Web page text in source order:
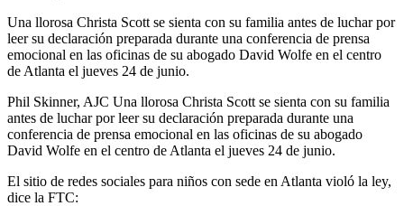
Una llorosa Christa Scott se sienta con su familia antes de luchar por
leer su declaración preparada durante una conferencia de prensa
emocional en las oficinas de su abogado David Wolfe en el centro
de Atlanta el jueves 24 de junio.
Phil Skinner, AJC Una llorosa Christa Scott se sienta con su familia
antes de luchar por leer su declaración preparada durante una
conferencia de prensa emocional en las oficinas de su abogado
David Wolfe en el centro de Atlanta el jueves 24 de junio.
El sitio de redes sociales para niños con sede en Atlanta violó la ley,
dice la FTC: